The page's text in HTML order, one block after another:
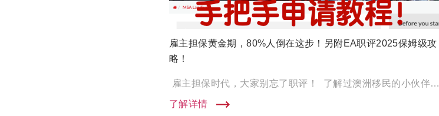
雇主担保黄金期，80%人倒在这步！另附EA职评2025保姆级攻
略！
雇主担保时代，大家别忘了职评！ 了解过澳洲移民的小伙伴， 从这个财年雇主担保配额突破4W大关， 以及整体申 […]
了解详情